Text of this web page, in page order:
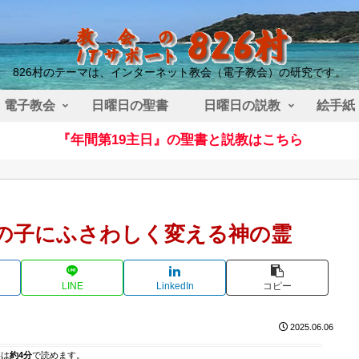
826村のテーマは、インターネット教会（電子教会）の研究です。
電子教会 日曜日の聖書 日曜日の説教 絵手紙
『年間第19主日』の聖書と説教はこちら
子にふさわしく変える神の霊
LINE LinkedIn コピー
2025.06.06
約4分で読めます。